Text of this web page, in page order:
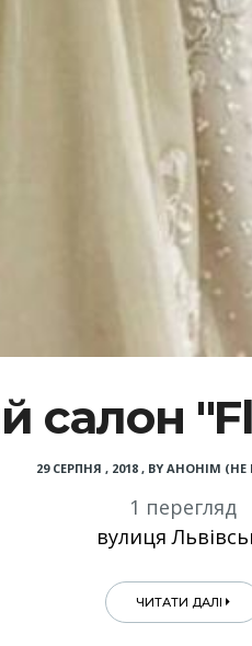
салон
29 СЕРПНЯ , 2018 , BY АНОНІМ (НЕ
1 перегляд
вулиця
ЧИТАТИ ДАЛІ